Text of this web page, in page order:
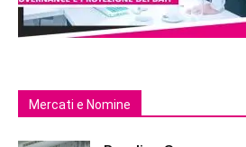
Mercati e Nomine